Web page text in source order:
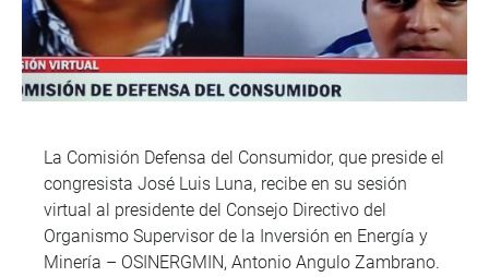
La Comisión Defensa del Consumidor, que preside el
congresista José Luis Luna, recibe en su sesión
virtual al presidente del Consejo Directivo del
Organismo Supervisor de la Inversión en Energía y
Minería – OSINERGMIN, Antonio Angulo Zambrano.